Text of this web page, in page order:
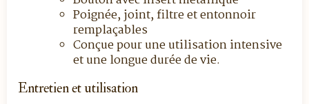
Poignée, joint, filtre et entonnoir
remplaçables
Conçue pour une utilisation intensive
et une longue durée de vie.
Entretien et utilisation